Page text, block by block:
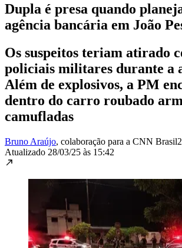
Dupla é presa quando
agência bancária em João
Os suspeitos teriam atirado
policiais militares durante a
Além de explosivos, a PM
dentro do carro roubado
camufladas
Bruno Araújo, colaboração para a CNN Brasil
Atualizado 28/03/25 às 15:42